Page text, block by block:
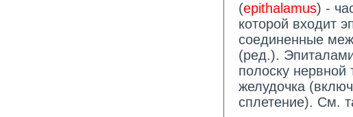
(epithalamus) -
которой входит
соединенные
(ред.).
полоску нервной
желудочка
сплетение). См.